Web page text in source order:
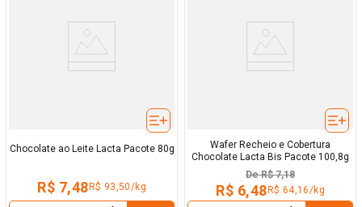
Chocolate ao Leite Lacta Pacote 80g
R$ 7,48 R$ 93,50/kg
Wafer Recheio e Cobertura
Chocolate Lacta Bis Pacote 100,8g
De R$ 7,18
R$ 6,48 R$ 64,16/kg